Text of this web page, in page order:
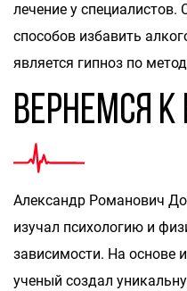
лечение у
способов избавить
является гипноз по
Вернемся к
Александр Романович
изучал психологию и
зависимости. На основе
ученый создал